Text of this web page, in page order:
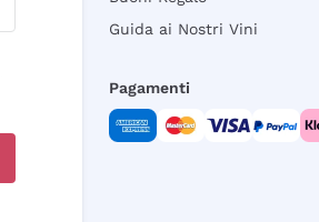
Guida ai Nostri Vini
Pagamenti